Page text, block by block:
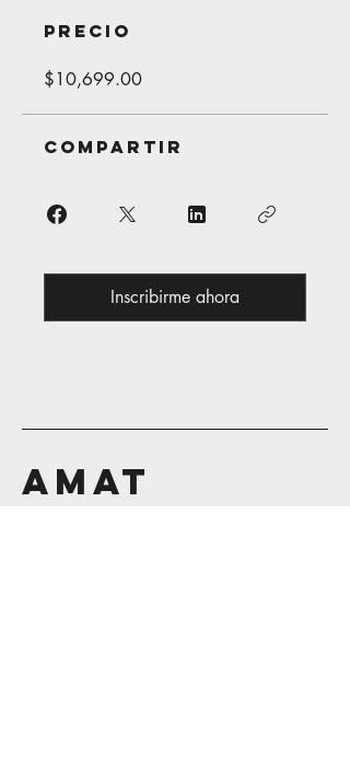
Precio
$10,699.00
Compartir
Inscribirme ahora
AMAT